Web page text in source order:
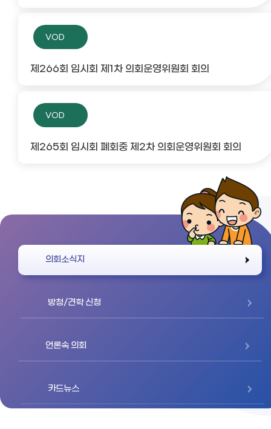
VOD
제266회 임시회 제1차 의회운영위원회 회의
VOD
제265회 임시회 폐회중 제2차 의회운영위원회 회의
의회소식지
방청/견학 신청
언론속 의회
카드뉴스